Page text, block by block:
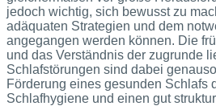
jedoch wichtig, sich bewusst zu
adäquaten Strategien und dem
angegangen werden können. Die
und das Verständnis der zugrunde
Schlafstörungen sind dabei
Förderung eines gesunden Schlafs
Schlafhygiene und einen gut